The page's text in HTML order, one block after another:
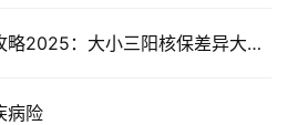
小三阳核保差异大，健康告知这样说不拒保
病险